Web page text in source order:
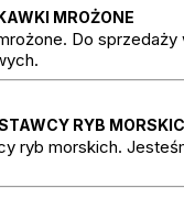
MROŻONE
Do sprzedaży
RYB
ryb morskich.